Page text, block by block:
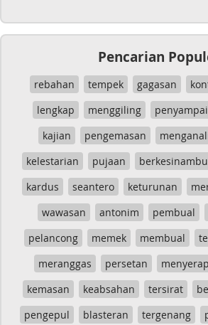
Pencarian
rebahan tempek gagasan
lengkap
menggiling
kajian
pengemasan
kelestarian
pujaan
kardus
seantero keturunan
wawasan
antonim pembual
pelancong
memek membual
meranggas
persetan menyerap
kemasan
keabsahan tersirat
pengepul
blasteran tergenang